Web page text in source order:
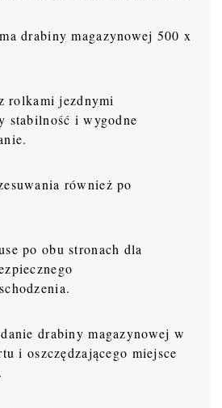
drabiny magazynowej 500 x
rolkami jezdnymi
stabilność i wygodne
również po
po obu stronach dla
drabiny magazynowej w
i oszczędzającego miejsce